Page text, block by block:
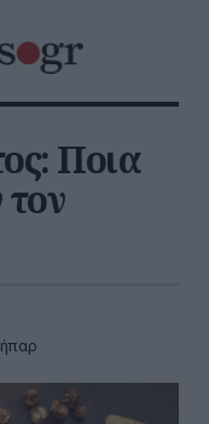
Ποια
ήπαρ